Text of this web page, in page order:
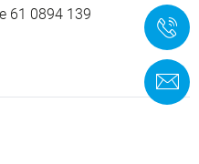
61 0894 139